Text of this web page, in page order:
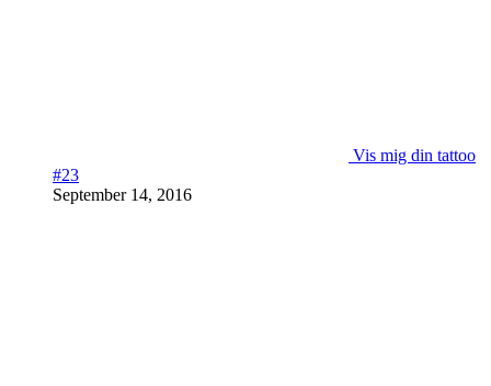
Vis mig din tattoo
#23
September 14, 2016